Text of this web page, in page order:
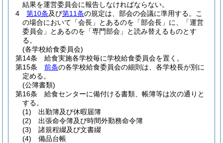
結果を運営委員会に報告しなければならない。
4
第10条及び第11条の規定は、部会の会議に準用する。
こ
の場合において「会長」とあるのを「部会長」に、「運営
委員会」とあるのを「専門部会」と読み替えるものとす
る。
(各学校給食委員会)
第14条
給食実施各学校毎に学校給食委員会を置く。
第15条
前条の各学校給食委員会の細則は、各学校長が別に
定める。
(公簿書類)
第16条
給食センターに備付ける書類、帳簿等は次の通りと
する。
(1)
出勤簿及び休暇届簿
(2)
出張命令簿及び時間外勤務命令簿
(3)
諸規程綴及び文書綴
(4)
備品台帳